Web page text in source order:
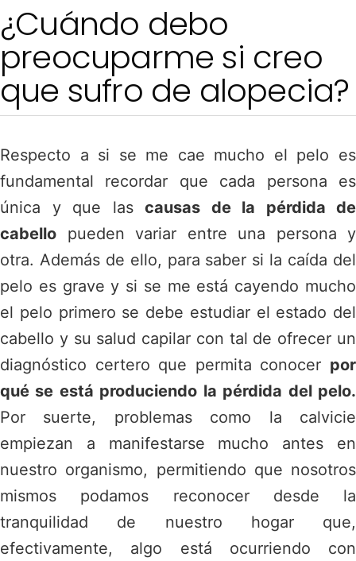
¿Cuándo debo
preocuparme si creo
que sufro de alopecia?
Respecto a si se me cae mucho el pelo es
fundamental recordar que cada persona es
única y que las causas de la pérdida de
cabello pueden variar entre una persona y
otra. Además de ello, para saber si la caída del
pelo es grave y si se me está cayendo mucho
el pelo primero se debe estudiar el estado del
cabello y su salud capilar con tal de ofrecer un
diagnóstico certero que permita conocer por
qué se está produciendo la pérdida del pelo.
Por suerte, problemas como la calvicie
empiezan a manifestarse mucho antes en
nuestro organismo, permitiendo que nosotros
mismos podamos reconocer desde la
tranquilidad de nuestro hogar que,
efectivamente, algo está ocurriendo con